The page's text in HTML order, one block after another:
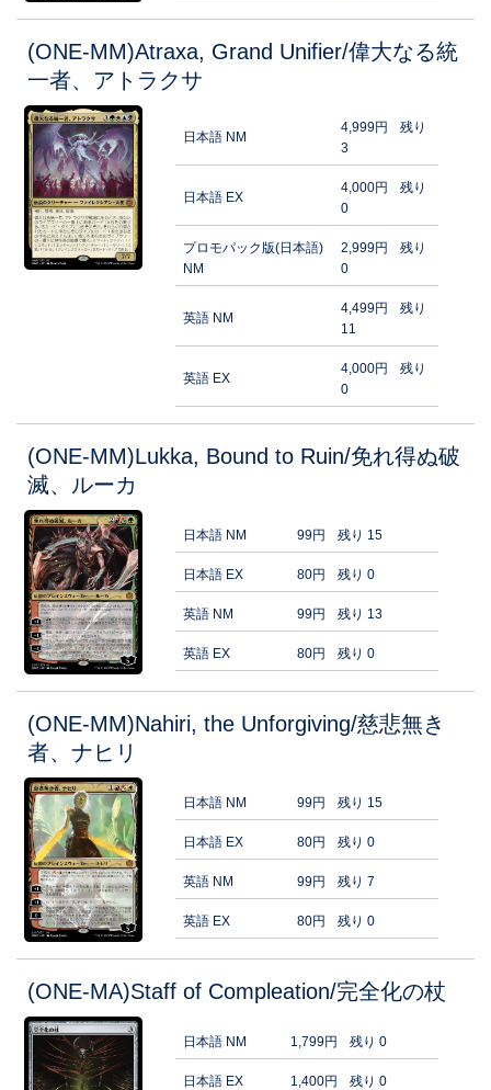
(ONE-MM)Atraxa, Grand Unifier/偉大なる統
一者、アトラクサ
日本語 NM
4,999円
残り
3
日本語 EX
4,000円
残り
0
プロモパック版(日本語)
NM
2,999円
残り
0
英語 NM
4,499円
残り
11
英語 EX
4,000円
残り
0
(ONE-MM)Lukka, Bound to Ruin/免れ得ぬ破
滅、ルーカ
日本語 NM 99円 残り 15
日本語 EX 80円 残り 0
英語 NM 99円 残り 13
英語 EX 80円 残り 0
(ONE-MM)Nahiri, the Unforgiving/慈悲無き
者、ナヒリ
日本語 NM 99円 残り 15
日本語 EX 80円 残り 0
英語 NM 99円 残り 7
英語 EX 80円 残り 0
(ONE-MA)Staff of Compleation/完全化の杖
日本語 NM 1,799円 残り 0
日本語 EX 1,400円 残り 0